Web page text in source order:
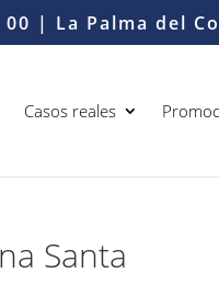
00 | La Palma del
Casos reales
Santa